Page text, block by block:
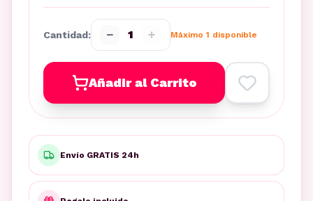
Cantidad: − 1 + Máximo 1 disponible
Añadir al Carrito
Envío GRATIS 24h